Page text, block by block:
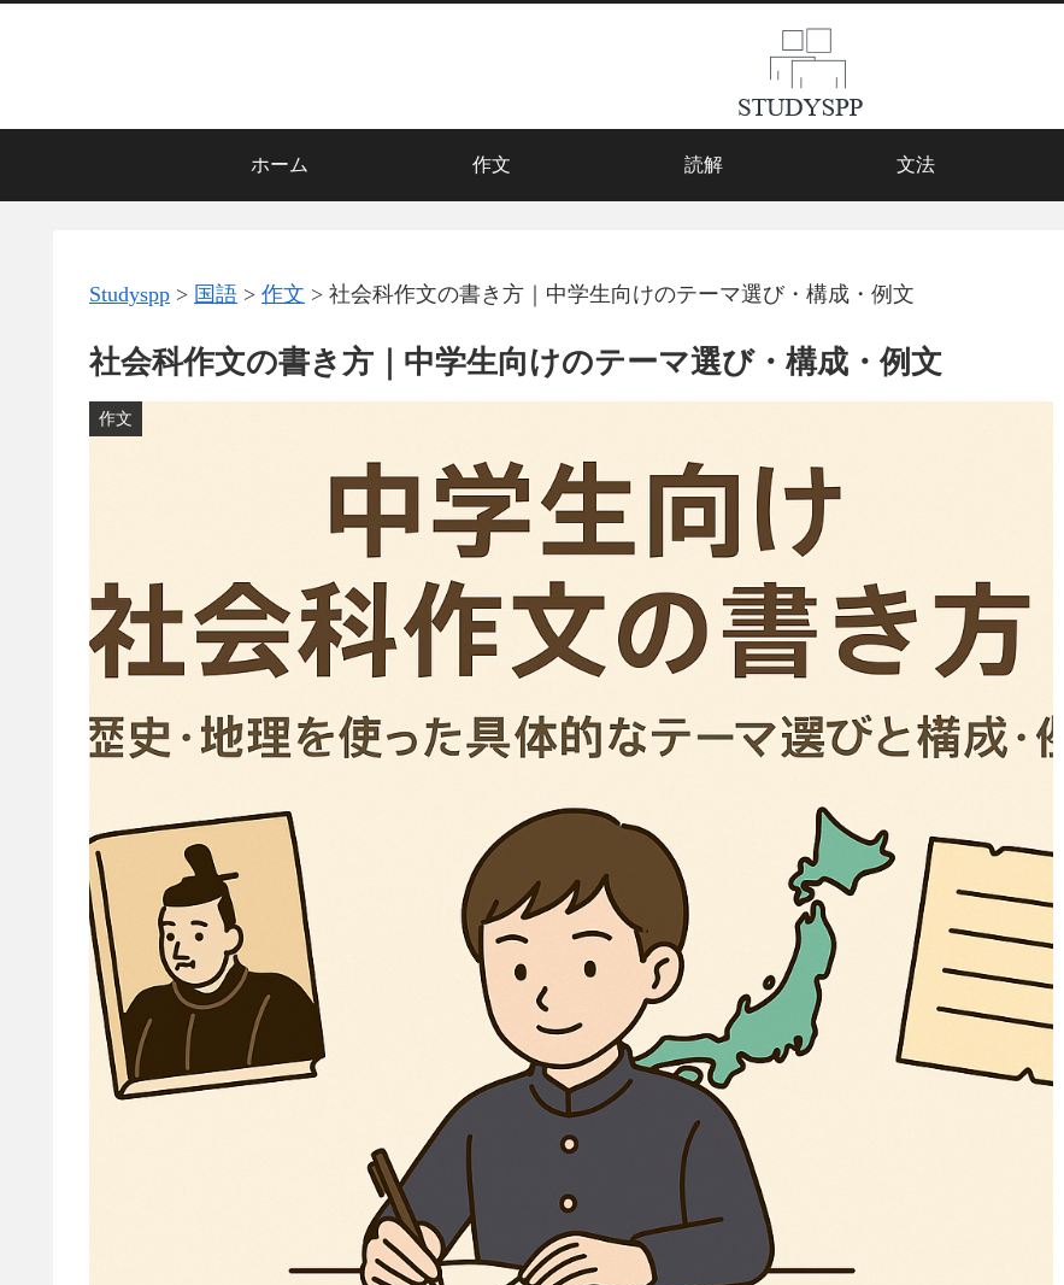
ホーム 作文 読解 文法
Studyspp > 国語 > 作文 > 社会科作文の書き方｜中学生向けのテーマ選び・構成・例文
社会科作文の書き方｜中学生向けのテーマ選び・構成・例文
作文